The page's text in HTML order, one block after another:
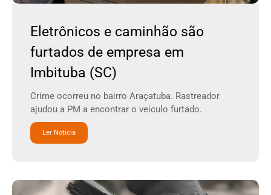
Eletrônicos e caminhão são
furtados de empresa em
Imbituba (SC)
Crime ocorreu no bairro Araçatuba. Rastreador
ajudou a PM a encontrar o veículo furtado.
Ler Noticia